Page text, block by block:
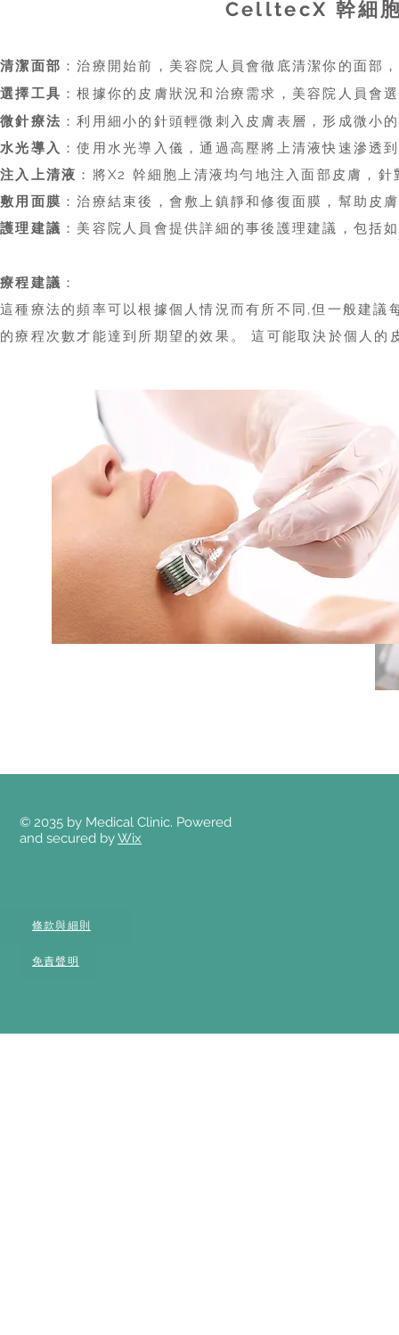
CelltecX 幹細
清潔面部 ：治療開始前，美容院人員會徹底清潔你的面部
選擇工具 ：根據你的皮膚狀況和治療需求， 美容院人員會
微針療法 ：利用細小的針頭輕微刺入皮膚表層，形成微小
水光導入 ：使用水光導入儀，通過高壓將上清液快速滲透
注入上清液 ：將X2 幹細胞上清液均勻地注入面部皮膚，
敷用面膜 ：治療結束後，會敷上鎮靜和修復面膜，幫助皮
護理建議 ： 美容院人員 會提供詳細的事後護理建議，包括
療程建議 ：
這種療法的頻率可以根據個人情況而有所不同,但一般建
的療程次數才能達到所期望的效果。 這可能取決於個人的
© 2035 by Medical Clinic. Powered
and secured byWix
條款與細則
免責聲明